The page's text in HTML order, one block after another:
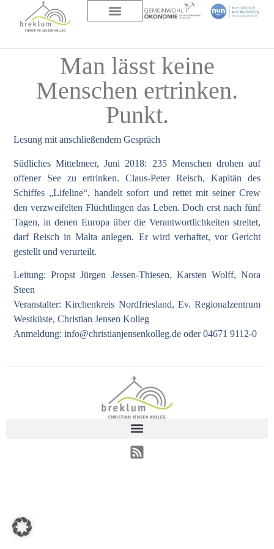
Man lässt keine
Menschen ertrinken.
Punkt.
Lesung mit anschließendem Gespräch
Südliches Mittelmeer, Juni 2018: 235 Menschen drohen auf
offener See zu ertrinken. Claus-Peter Reisch, Kapitän des
Schiffes „Lifeline“, handelt sofort und rettet mit seiner Crew
den verzweifelten Flüchtlingen das Leben. Doch erst nach fünf
Tagen, in denen Europa über die Verantwortlichkeiten streitet,
darf Reisch in Malta anlegen. Er wird verhaftet, vor Gericht
gestellt und verurteilt.
Leitung: Propst Jürgen Jessen-Thiesen, Karsten Wolff, Nora
Steen
Veranstalter: Kirchenkreis Nordfriesland, Ev. Regionalzentrum
Westküste, Christian Jensen Kolleg
Anmeldung:info@christianjensenkolleg.de oder 04671 9112-0